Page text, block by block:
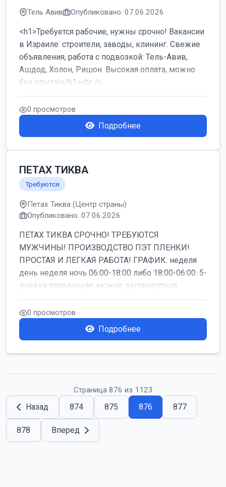
Тель Авив Опубликовано: 07.06.2026
<h1>Требуется рабочие, нужны срочно! Вакансии
в Израиле: строители, заводы, клининг. Свежие
объявления, работа с подвозкой: Тель-Авив,
Ашдод, Холон, Ришон. Высокая оплата, можно
без опыта!</h1><br />
...
0 просмотров
Подробнее
ПЕТАХ ТИКВА
Требуются
Петах Тиква (Центр страны)
Опубликовано: 07.06.2026
ПЕТАХ ТИКВА СРОЧНО! ТРЕБУЮТСЯ
МУЖЧИНЫ! ПРОИЗВОДСТВО ПЭТ ПЛЕНКИ!
ПРОСТАЯ И ЛЕГКАЯ РАБОТА! ГРАФИК: неделя
день неделя ночь 06:00-18:00 либо 18:00-06:00. 5-
дневка плавающая, можно договориться
работать б...
0 просмотров
Подробнее
Страница 876 из 1123
Назад 874 875 876 877
878 Вперед